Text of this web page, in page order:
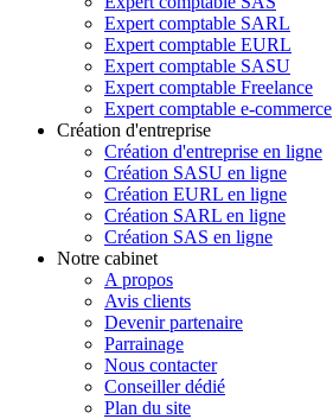
Expert comptable SARL
Expert comptable EURL
Expert comptable SASU
Expert comptable Freelance
Expert comptable e-commerce
Création d'entreprise
Création d'entreprise en ligne
Création SASU en ligne
Création EURL en ligne
Création SARL en ligne
Création SAS en ligne
Notre cabinet
A propos
Avis clients
Devenir partenaire
Parrainage
Nous contacter
Conseiller dédié
Plan du site